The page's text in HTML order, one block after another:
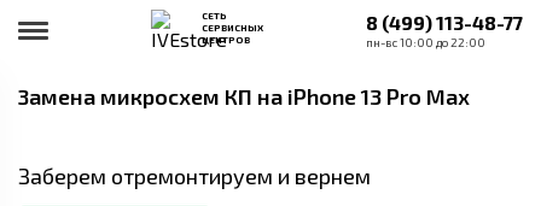
СЕТЬ
СЕРВИСНЫХ
ЦЕНТРОВ
8 (499) 113-48-77
пн-вс 10:00 до 22:00
Замена микросхем КП на iPhone 13 Pro Max
Заберем отремонтируем и вернем